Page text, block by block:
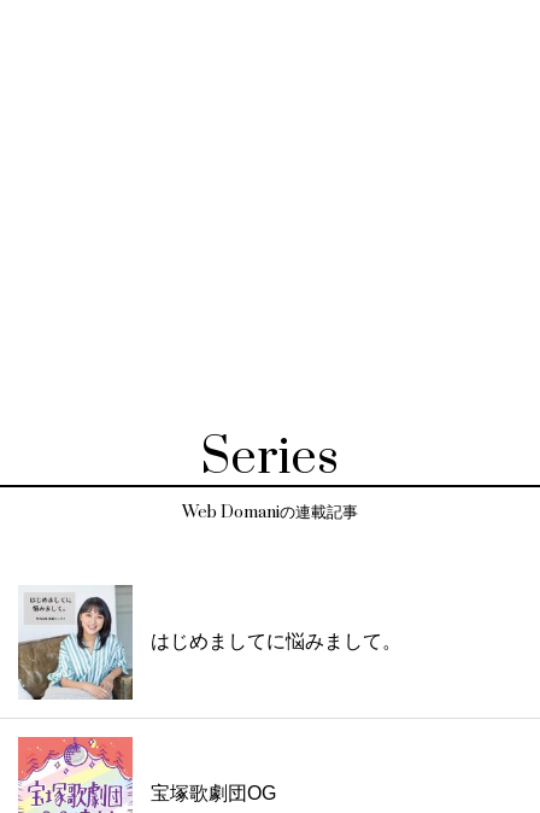
Series
Web Domaniの連載記事
はじめましてに悩みまして。
宝塚歌劇団OG